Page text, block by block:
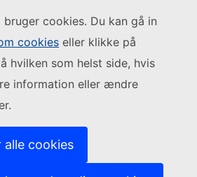
cookies. Du kan gå in
cookies eller klikke på
hvilken som helst side, hvis
information eller ændre
alle cookies
link)
(Eksternt link)
(Eksternt link)